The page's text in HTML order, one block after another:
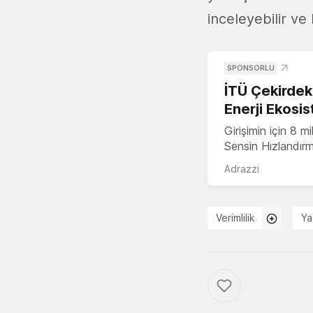
inceleyebilir ve
SPONSORLU
İTÜ
Enerji
Girişimin için 8
Sensin
Adrazzi
Verimlilik